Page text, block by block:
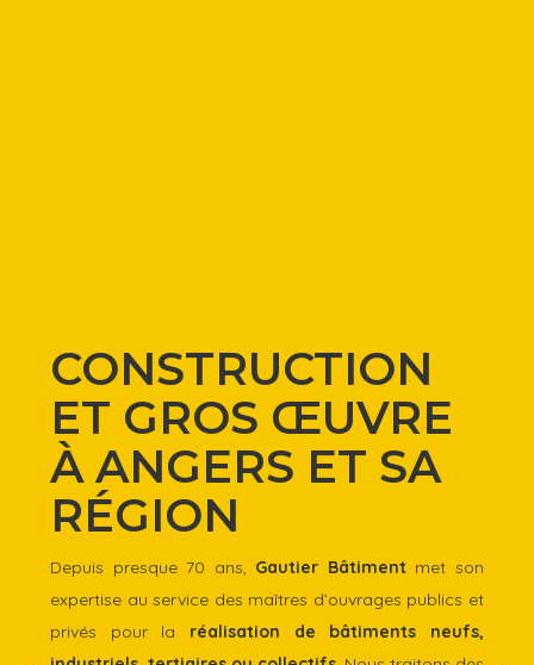
CONSTRUCTION
ET GROS ŒUVRE
À ANGERS ET SA
RÉGION
Depuis presque 70 ans, Gautier Bâtimentmet son
expertise au service des maîtres d’ouvrages publics et
privés pour la réalisation de bâtiments neufs,